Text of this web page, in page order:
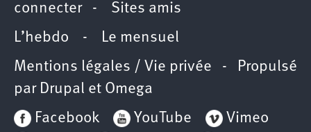
connecter- Sites amis
L’hebdo - Le mensuel
Mentions légales / Vie privée - Propulsé
par Drupal et Omega
Facebook
YouTube
Vimeo